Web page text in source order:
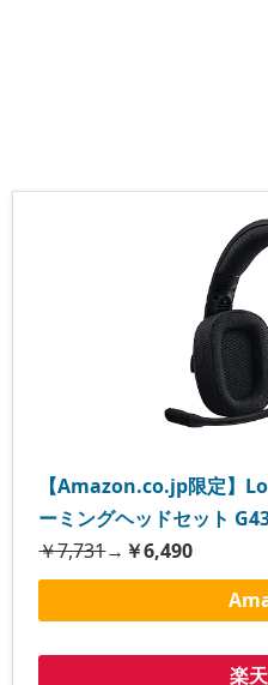
【Amazon.co.jp限定】
ーミングヘッドセット
￥7,731→ ￥6,490
楽